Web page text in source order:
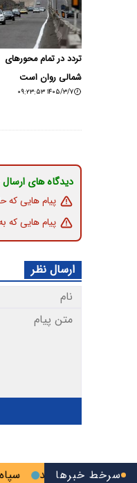
سرخط خبرها سپاه: احضار شد
تردد در تمام محورهای
شمالی روان است
۱۴۰۵/۳/۷ ۰۹:۲۳:۵۳
دیدگاه های
پیام هایی که
پیام هایی که
ارسال نظر